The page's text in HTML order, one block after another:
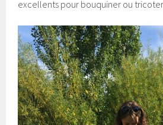
excellents pour bouquiner ou